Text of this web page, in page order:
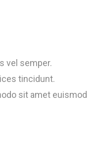
vel semper.
tincidunt.
sit amet euismod